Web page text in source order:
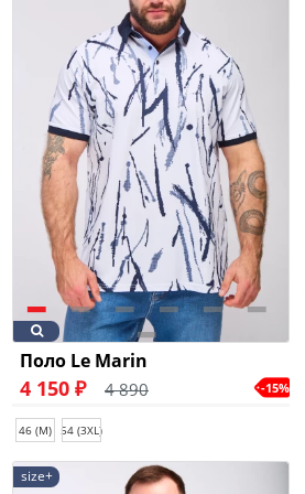
Поло Le Marin
4 150 ₽ 4 890 -15%
46 (M) 54 (3XL)
size+